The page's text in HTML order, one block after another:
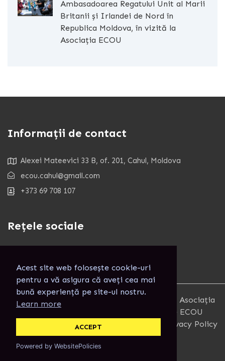
Acest site web folosește cookie-uri
pentru a vă asigura că aveți cea mai
bună experiență pe site-ul nostru.
Learn more
ACCEPT
Powered by WebsitePolicies
Ambasadoarea Regatului Unit al Marii
Britanii și Irlandei de Nord în
Republica Moldova, în vizită la
Asociația ECOU
Informații de contact
Alexei Mateevici 33 B, of. 201, Cahul, Moldova
ecou.cahul@gmail.com
+373 69 708 107
Rețele sociale
Copyright 2025. Toate Drepturile rezervate. Asociația
pentru Combaterea Izolării Informaționale ECOU
Terms and Conditions
Privacy Policy